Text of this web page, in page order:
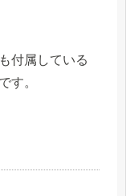
付属している
す。